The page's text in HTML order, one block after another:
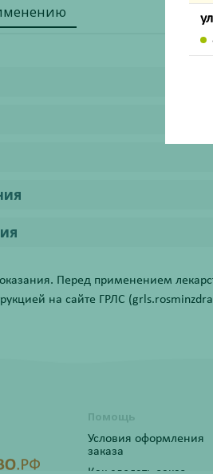
Перед применением
на сайте ГРЛС
Помощь
Условия оформления
заказа